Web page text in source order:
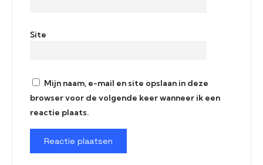
Site
Mijn naam, e-mail en site opslaan in deze
browser voor de volgende keer wanneer ik een
reactie plaats.